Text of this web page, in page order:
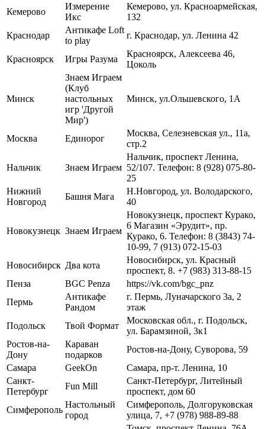
Кемерово
Измерение
Икс
Кемерово, ул. Красноармейская,
132
Краснодар
Антикафе Loft
to play
г. Краснодар, ул. Ленина 42
Красноярск Игры Разума
Красноярск, Алексеева 46,
Цоколь
Минск
Знаем Играем
(Клуб
настольных
игр 'Другой
Мир')
Минск, ул.Ольшевского, 1А
Москва Единорог
Москва, Селезневская ул., 11а,
стр.2
Нальчик Знаем Играем
Нальчик, проспект Ленина,
52/107. Телефон: 8 (928) 075-80-
25
Нижний
Новгород
Башня Мага
Н.Новгород, ул. Володарского,
40
Новокузнецк Знаем Играем
Новокузнецк, проспект Курако,
6 Магазин «Эрудит», пр.
Курако, 6. Телефон: 8 (3843) 74-
10-99, 7 (913) 072-15-03
Новосибирск Два кота
Новосибирск, ул. Красный
проспект, 8. +7 (983) 313-88-15
Пенза
BGC Penza
https://vk.com/bgc_pnz
Пермь
Антикафе
Рандом
г. Пермь, Луначарского 3а, 2
этаж
Подольск
Твой Формат
Московская обл., г. Подольск,
ул. Барамзиной, 3к1
Ростов-на-
Дону
Караван
подарков
Ростов-на-Дону, Суворова, 59
Самара
GeekOn
Самара, пр-т. Ленина, 10
Санкт-
Петербург
Fun Mill
Санкт-Петербург, Литейный
проспект, дом 60
Симферополь
Настольный
город
Симферополь, Долгоруковская
улица, 7, +7 (978) 988-89-88